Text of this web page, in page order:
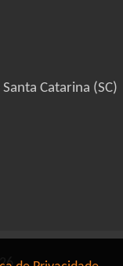
Catarina (SC)